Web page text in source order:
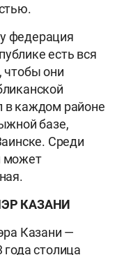
федерация
есть вся
чтобы они
в каждом районе
базе,
Среди
может
КАЗАНИ
Казани —
столица